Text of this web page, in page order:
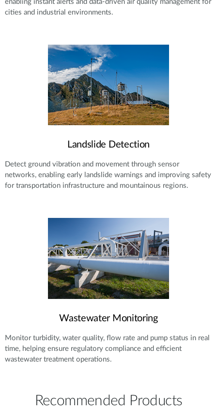
enabling instant alerts and data-driven air quality management for
cities and industrial environments.
Landslide Detection
Detect ground vibration and movement through sensor
networks, enabling early landslide warnings and improving safety
for transportation infrastructure and mountainous regions.
Wastewater Monitoring
Monitor turbidity, water quality, flow rate and pump status in real
time, helping ensure regulatory compliance and efficient
wastewater treatment operations.
Recommended Products